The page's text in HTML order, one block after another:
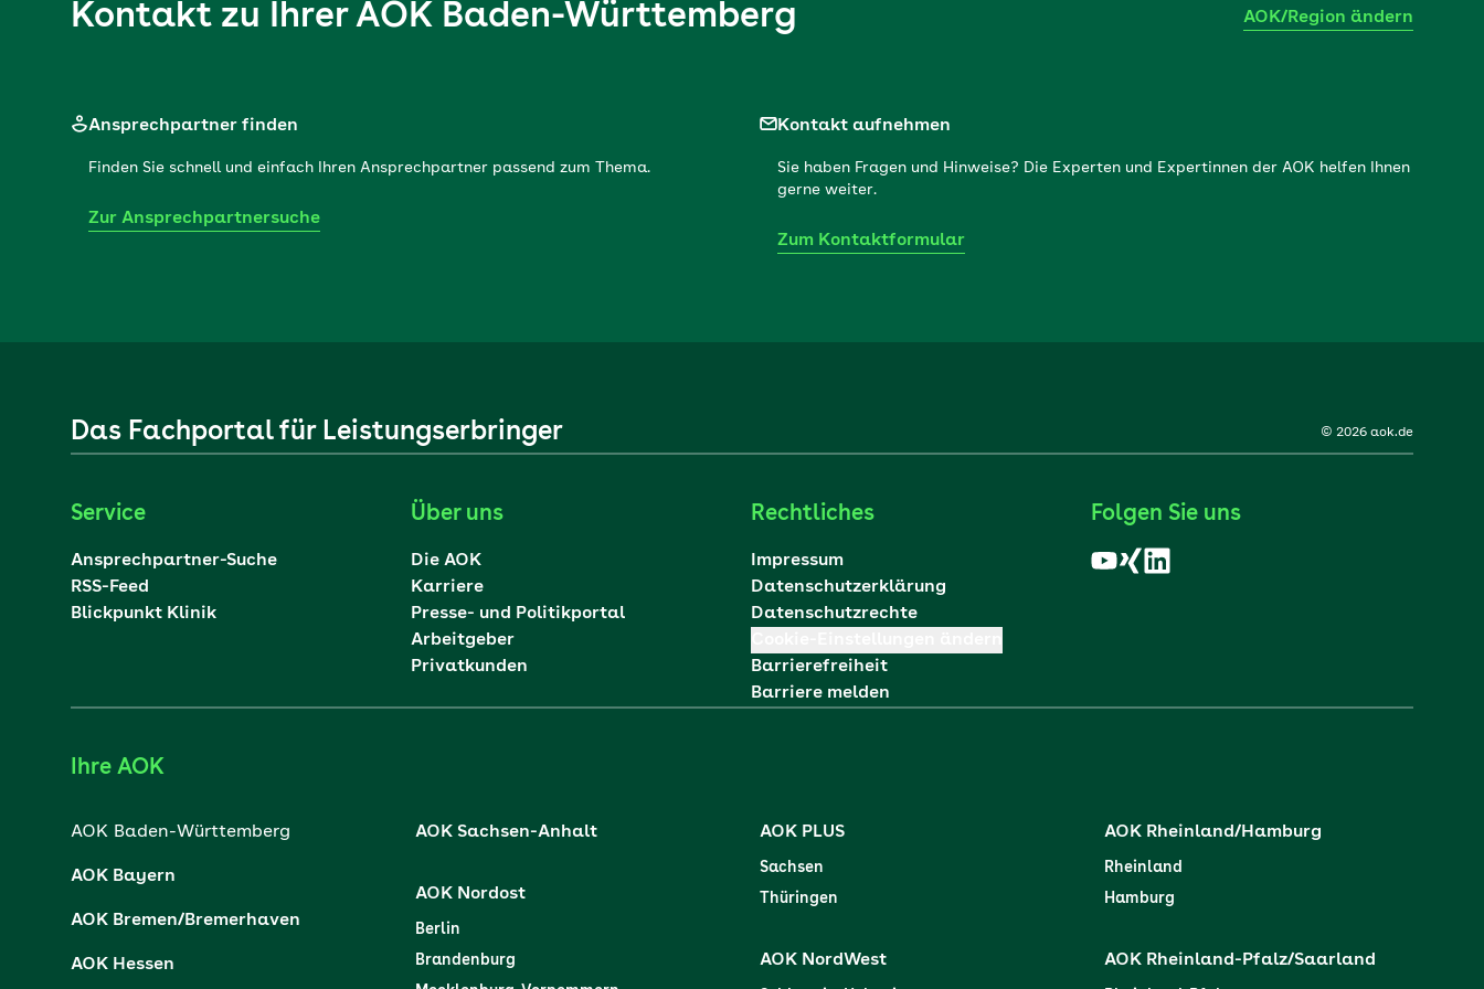
Kontakt zu IhrerAOK Baden-Württemberg AOK/Region ändern
Ansprechpartner finden
Finden Sie schnell und einfach Ihren Ansprechpartner passend zum Thema.
Zur Ansprechpartnersuche
Kontakt aufnehmen
Sie haben Fragen und Hinweise? Die Experten und Expertinnen der AOK helfen Ihnen
gerne weiter.
Zum Kontaktformular
Das Fachportal für Leistungserbringer © 2026 aok.de
Service
Ansprechpartner-Suche
RSS-Feed
Blickpunkt Klinik
Über uns
Die AOK
Karriere
Presse- und Politikportal
Arbeitgeber
Privatkunden
Rechtliches
Impressum
Datenschutzerklärung
Datenschutzrechte
Barrierefreiheit
Barriere melden
Folgen Sie uns
Ihre AOK
AOK Baden-Württemberg
AOK Bayern
AOK Bremen/Bremerhaven
AOK Hessen
AOK Sachsen-Anhalt
AOK Nordost
Berlin
Brandenburg
AOK PLUS
Sachsen
Thüringen
AOK NordWest
AOK Rheinland/Hamburg
Rheinland
Hamburg
AOK Rheinland-Pfalz/Saarland